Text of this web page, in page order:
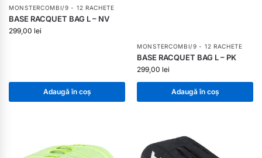
MONSTERCOMBI/9 - 12 RACHETE
BASE RACQUET BAG L – NV
299,00 lei
Adaugă în coș
MONSTERCOMBI/9 - 12 RACHETE
BASE RACQUET BAG L – PK
299,00 lei
Adaugă în coș